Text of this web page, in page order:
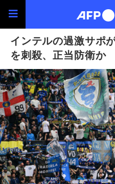
インテルの過激サポ
を刺殺、正当防衛か